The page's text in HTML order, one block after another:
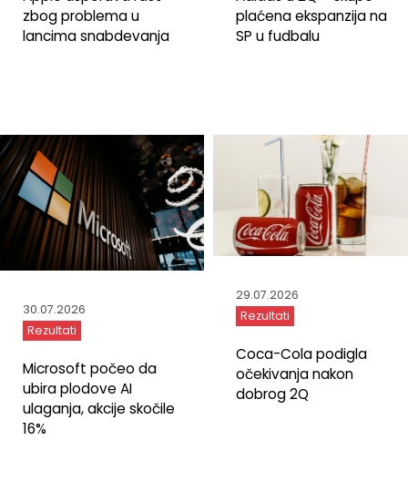
zbog problema u
lancima snabdevanja
plaćena ekspanzija na
SP u fudbalu
30.07.2026
Rezultati
Microsoft počeo da
ubira plodove AI
ulaganja, akcije skočile
16%
29.07.2026
Rezultati
Coca-Cola podigla
očekivanja nakon
dobrog 2Q